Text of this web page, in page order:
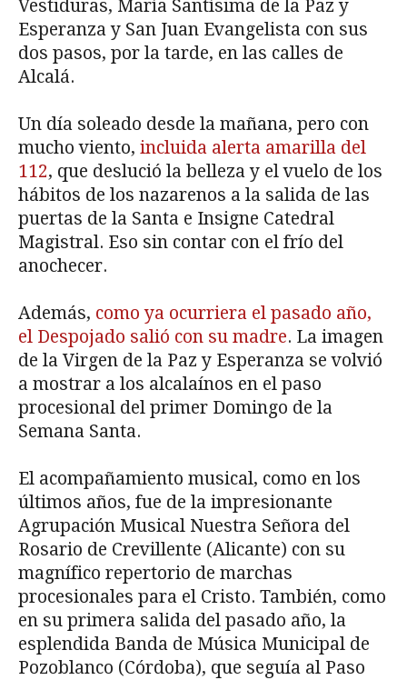
Vestiduras, María Santísima de la Paz y
Esperanza y San Juan Evangelista con sus
dos pasos, por la tarde, en las calles de
Alcalá.
Un día soleado desde la mañana, pero con
mucho viento, incluida alerta amarilla del
112, que deslució la belleza y el vuelo de los
hábitos de los nazarenos a la salida de las
puertas de la Santa e Insigne Catedral
Magistral. Eso sin contar con el frío del
anochecer.
Además, como ya ocurriera el pasado año,
el Despojado salió con su madre. La imagen
de la Virgen de la Paz y Esperanza se volvió
a mostrar a los alcalaínos en el paso
procesional del primer Domingo de la
Semana Santa.
El acompañamiento musical, como en los
últimos años, fue de la impresionante
Agrupación Musical Nuestra Señora del
Rosario de Crevillente (Alicante) con su
magnífico repertorio de marchas
procesionales para el Cristo. También, como
en su primera salida del pasado año, la
esplendida Banda de Música Municipal de
Pozoblanco (Córdoba), que seguía al Paso